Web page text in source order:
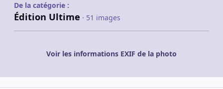
De la catégorie :
Édition Ultime · 51 images
Voir les informations EXIF de la photo